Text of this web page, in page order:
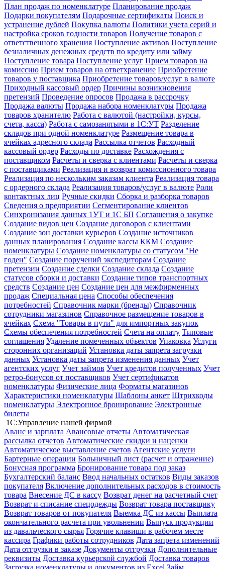
План продаж по номенклатуре Планирование продаж
Подарки покупателям Подарочные сертификаты Поиск и
устранение дублей Покупка валюты Политики учета серий и
настройка сроков годности товаров Получение товаров с
ответственного хранения Поступление активов Поступление
безналичных денежных средств по кредиту или займу
Поступление товара Поступление услуг Прием товаров на
комиссию Прием товаров на ответхранение Приобретение
товаров у поставщика Приобретение товаров/услуг в валюте
Приходный кассовый ордер Причины возникновения
претензий Проведение опросов Продажа в рассрочку
Продажа валюты Продажа набора номенклатуры Продажа
товаров хранителю Работа с валютой (настройки, курсы,
счета, касса) Работа с самозанятыми в 1С:УТ Разделение
складов при одной номенклатуре Размещение товара в
ячейках адресного склада Рассылка отчетов Расходный
кассовый ордер Расходы по доставке Расхождения с
поставщиком Расчеты и сверка с клиентами Расчеты и сверка
с поставщиками Реализация и возврат комиссионного товара
Реализация по нескольким заказам клиента Реализация товара
с ордерного склада Реализация товаров/услуг в валюте Роли
контактных лиц Ручные скидки Сборка и разборка товаров
Сведения о предприятии Сегментирование клиентов
Синхронизация данных 1УТ и 1С БП Соглашения о закупке
Создание видов цен Создание договоров с клиентами
Создание зон доставки курьеров Создание источников
данных планирования Создание кассы ККМ Создание
номенклатуры Создание номенклатуры со статусом "Не
годен" Создание поручений экспедиторам Создание
претензии Создание сделки Создание склада Создание
статусов сборки и доставки Создание типов транспортных
средств Создание цен Создание цен для межфирменных
продаж Специальная цена Способы обеспечения
потребностей Справочник марки (бренды) Справочник
сотрудники магазинов Справочное размещение товаров в
ячейках Схема "Товары в пути" для импортных закупок
Схемы обеспечения потребностей Счета на оплату Типовые
соглашения Удаление помеченных объектов Упаковка Услуги
сторонних организаций Установка даты запрета загрузки
данных Установка даты запрета изменения данных Учет
агентских услуг Учет займов Учет кредитов полученных Учет
ретро-бонусов от поставщиков Учет сертификатов
номенклатуры Физические лица Форматы магазинов
Характеристики номенклатуры Шаблоны анкет Штрихкоды
номенклатуры Электронное бронирование Электронные
билеты
1С:Управление нашей фирмой
Аванс и зарплата Авансовые отчеты Автоматическая
рассылка отчетов Автоматические скидки и наценки
Автоматическое выставление счетов Агентские услуги
Бартерные операции Больничный лист (расчет и отражение)
Бонусная программа Бронирование товара под заказ
Бухгалтерский баланс Ввод начальных остатков Виды заказов
покупателя Включение дополнительных расходов в стоимость
товара Внесение ДС в кассу Возврат денег на расчетный счет
Возврат и списание спецодежды Возврат товара поставщику
Возврат товаров от покупателя Выемка ДС из кассы Выплата
окончательного расчета при увольнении Выпуск продукции
из давальческого сырья Горячие клавиши в рабочем месте
кассира Графики работы сотрудников Дата запрета изменений
Дата отгрузки в заказе Документы отгрузки Дополнительные
реквизиты Доставка курьерской службой Доставка товаров
Загрузка номенклатуры и документов из Excel Займ